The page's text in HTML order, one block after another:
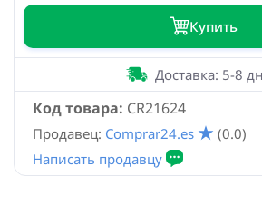
Купить
Код товара: CR21624
Доставка: 5-8
Продавец: Comprar24.es (0.0)